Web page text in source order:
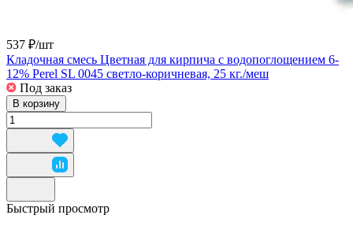
537 ₽/шт
Кладочная смесь Цветная для кирпича с водопоглощением 6-
12% Perel SL 0045 светло-коричневая, 25 кг./меш
Под заказ
В корзину
Быстрый просмотр